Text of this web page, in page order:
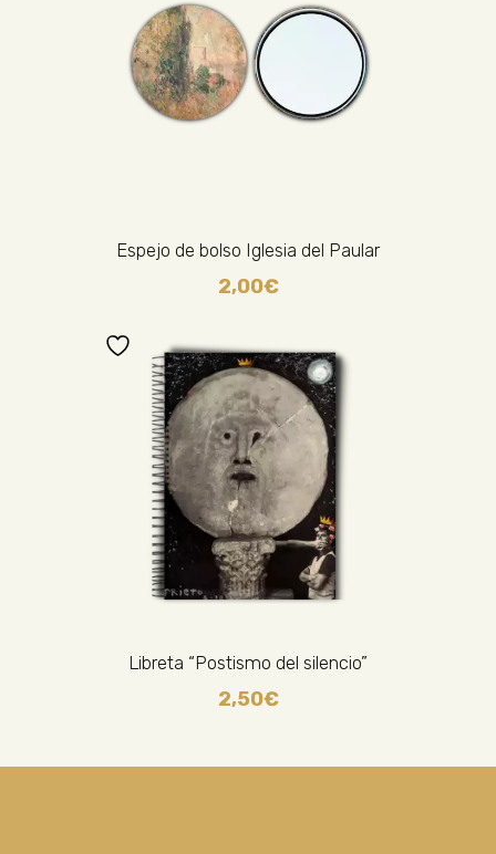
Espejo de bolso Iglesia del Paular
2,00€
Libreta “Postismo del silencio”
2,50€